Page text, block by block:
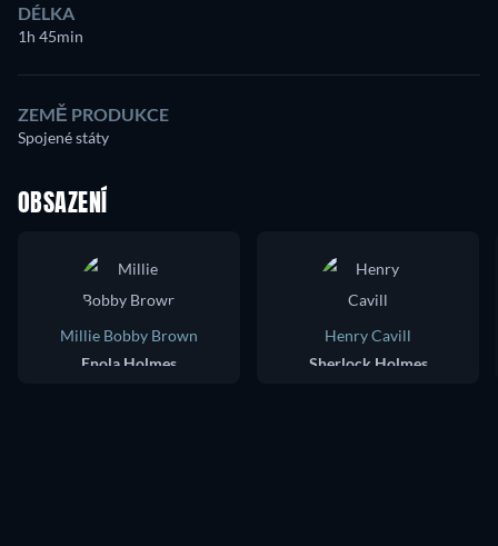
DÉLKA
1h 45min
ZEMĚ PRODUKCE
Spojené státy
OBSAZENÍ
Millie Bobby Brown
Enola Holmes
Henry Cavill
Sherlock Holmes